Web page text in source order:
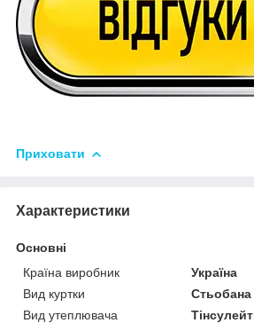
Приховати
Характеристики
Основні
Країна виробник
Україна
Вид куртки
Стьобана
Вид утеплювача
Тінсулейт